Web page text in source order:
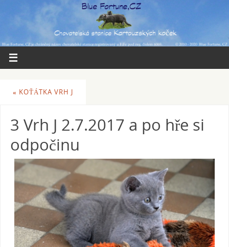
« KOŤÁTKA VRH J
3 Vrh J 2.7.2017 a po hře si
odpočinu